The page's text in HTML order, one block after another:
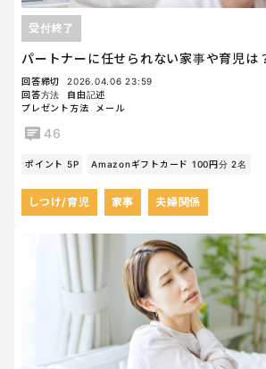
パートナーに任せられない家事や育児は
受付終了
回答締切
2026.04.06 23:59
回答方法
自由記述
プレゼント方法
メール
46
ポイント 5P Amazonギフトカード 100円分 2名
しつけ/育児 家事 夫婦関係